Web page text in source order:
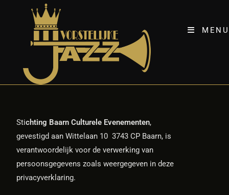
MENU
Stichting Baarn Culturele Evenementen,
gevestigd aan Wittelaan 103743 CP Baarn, is
verantwoordelijk voor de verwerking van
persoonsgegevens zoals weergegeven in deze
privacyverklaring.